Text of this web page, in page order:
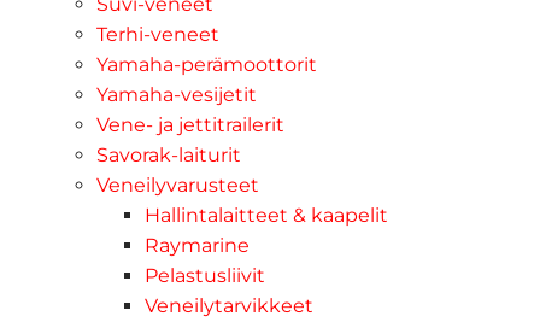
Terhi-veneet
Yamaha-perämoottorit
Yamaha-vesijetit
Vene- ja jettitrailerit
Savorak-laiturit
Veneilyvarusteet
Hallintalaitteet & kaapelit
Raymarine
Pelastusliivit
Veneilytarvikkeet